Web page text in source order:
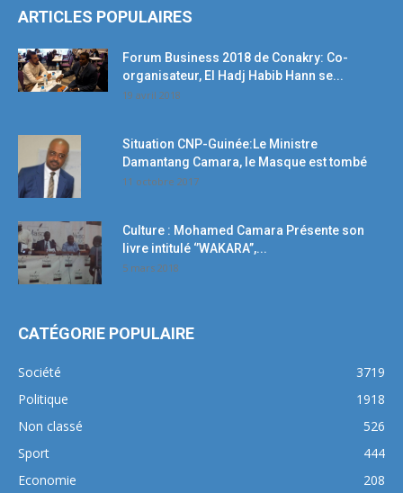
ARTICLES POPULAIRES
Forum Business 2018 de Conakry: Co-
organisateur, El Hadj Habib Hann se...
19 avril 2018
Situation CNP-Guinée:Le Ministre
Damantang Camara, le Masque est tombé
11 octobre 2017
Culture : Mohamed Camara Présente son
livre intitulé ‘’WAKARA’’,...
5 mars 2018
CATÉGORIE POPULAIRE
Société
3719
Politique
1918
Non classé
526
Sport
444
Economie
208